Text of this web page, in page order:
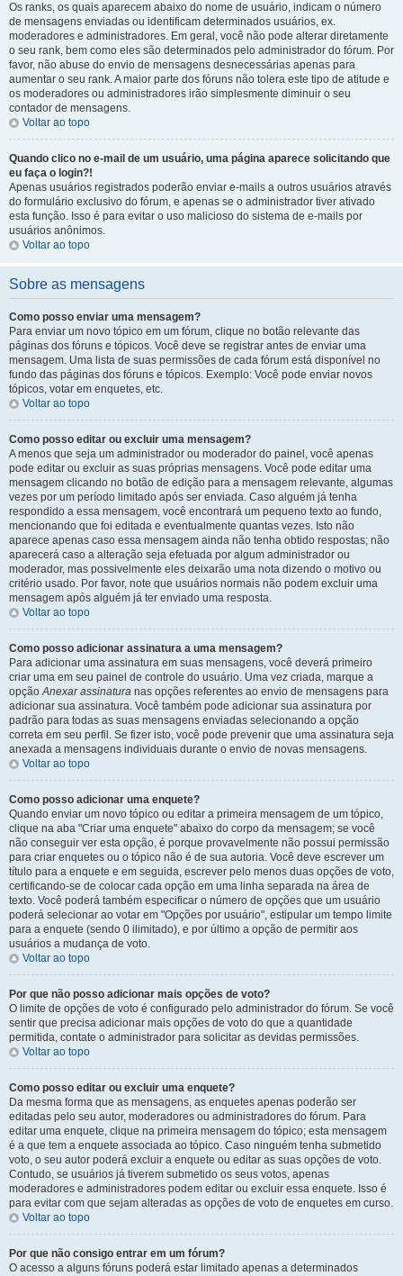
Os ranks, os quais aparecem abaixo do nome de usuário, indicam o número
de mensagens enviadas ou identificam determinados usuários, ex.
moderadores e administradores. Em geral, você não pode alterar diretamente
o seu rank, bem como eles são determinados pelo administrador do fórum. Por
favor, não abuse do envio de mensagens desnecessárias apenas para
aumentar o seu rank. A maior parte dos fóruns não tolera este tipo de atitude e
os moderadores ou administradores irão simplesmente diminuir o seu
contador de mensagens.
Voltar ao topo
Quando clico no e-mail de um usuário, uma página aparece solicitando que
eu faça o login?!
Apenas usuários registrados poderão enviar e-mails a outros usuários através
do formulário exclusivo do fórum, e apenas se o administrador tiver ativado
esta função. Isso é para evitar o uso malicioso do sistema de e-mails por
usuários anônimos.
Voltar ao topo
Sobre as mensagens
Como posso enviar uma mensagem?
Para enviar um novo tópico em um fórum, clique no botão relevante das
páginas dos fóruns e tópicos. Você deve se registrar antes de enviar uma
mensagem. Uma lista de suas permissões de cada fórum está disponível no
fundo das páginas dos fóruns e tópicos. Exemplo: Você pode enviar novos
tópicos, votar em enquetes, etc.
Voltar ao topo
Como posso editar ou excluir uma mensagem?
A menos que seja um administrador ou moderador do painel, você apenas
pode editar ou excluir as suas próprias mensagens. Você pode editar uma
mensagem clicando no botão de edição para a mensagem relevante, algumas
vezes por um período limitado após ser enviada. Caso alguém já tenha
respondido a essa mensagem, você encontrará um pequeno texto ao fundo,
mencionando que foi editada e eventualmente quantas vezes. Isto não
aparece apenas caso essa mensagem ainda não tenha obtido respostas; não
aparecerá caso a alteração seja efetuada por algum administrador ou
moderador, mas possivelmente eles deixarão uma nota dizendo o motivo ou
critério usado. Por favor, note que usuários normais não podem excluir uma
mensagem após alguém já ter enviado uma resposta.
Voltar ao topo
Como posso adicionar assinatura a uma mensagem?
Para adicionar uma assinatura em suas mensagens, você deverá primeiro
criar uma em seu painel de controle do usuário. Uma vez criada, marque a
opçãoAnexar assinatura nas opções referentes ao envio de mensagens para
adicionar sua assinatura. Você também pode adicionar sua assinatura por
padrão para todas as suas mensagens enviadas selecionando a opção
correta em seu perfil. Se fizer isto, você pode prevenir que uma assinatura seja
anexada a mensagens individuais durante o envio de novas mensagens.
Voltar ao topo
Como posso adicionar uma enquete?
Quando enviar um novo tópico ou editar a primeira mensagem de um tópico,
clique na aba "Criar uma enquete" abaixo do corpo da mensagem; se você
não conseguir ver esta opção, é porque provavelmente não possui permissão
para criar enquetes ou o tópico não é de sua autoria. Você deve escrever um
título para a enquete e em seguida, escrever pelo menos duas opções de voto,
certificando-se de colocar cada opção em uma linha separada na área de
texto. Você poderá também especificar o número de opções que um usuário
poderá selecionar ao votar em "Opções por usuário", estipular um tempo limite
para a enquete (sendo 0 ilimitado), e por último a opção de permitir aos
usuários a mudança de voto.
Voltar ao topo
Por que não posso adicionar mais opções de voto?
O limite de opções de voto é configurado pelo administrador do fórum. Se você
sentir que precisa adicionar mais opções de voto do que a quantidade
permitida, contate o administrador para solicitar as devidas permissões.
Voltar ao topo
Como posso editar ou excluir uma enquete?
Da mesma forma que as mensagens, as enquetes apenas poderão ser
editadas pelo seu autor, moderadores ou administradores do fórum. Para
editar uma enquete, clique na primeira mensagem do tópico; esta mensagem
é a que tem a enquete associada ao tópico. Caso ninguém tenha submetido
voto, o seu autor poderá excluir a enquete ou editar as suas opções de voto.
Contudo, se usuários já tiverem submetido os seus votos, apenas
moderadores e administradores podem editar ou excluir essa enquete. Isso é
para evitar com que sejam alteradas as opções de voto de enquetes em curso.
Voltar ao topo
Por que não consigo entrar em um fórum?
O acesso a alguns fóruns poderá estar limitado apenas a determinados